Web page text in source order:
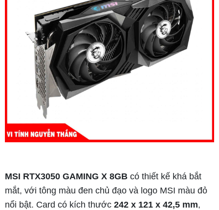
MSI RTX3050 GAMING X 8GB có thiết kế khá bắt
mắt, với tông màu đen chủ đạo và logo MSI màu đỏ
nổi bật. Card có kích thước 242 x 121 x 42,5 mm,